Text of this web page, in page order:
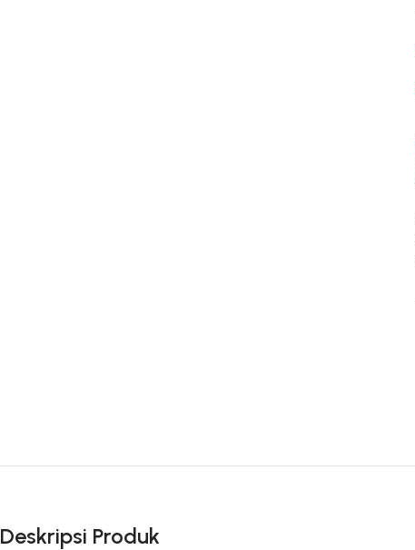
Deskripsi Produk